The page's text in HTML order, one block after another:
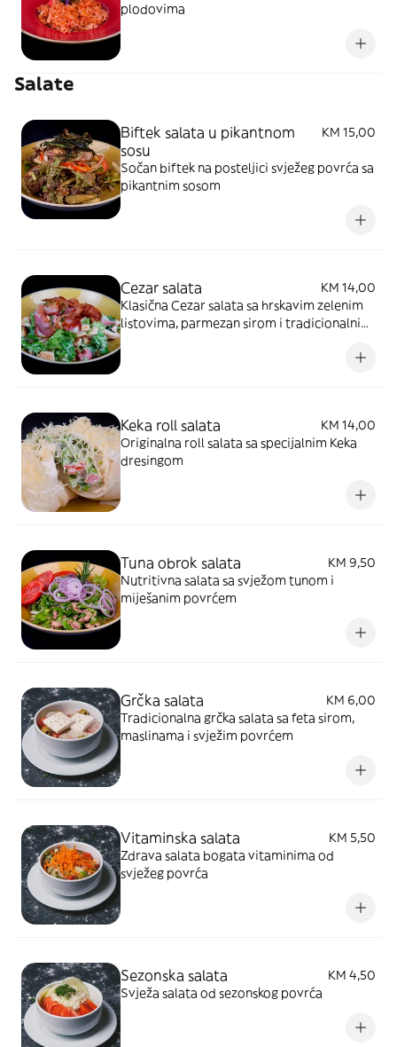
plodovima
Salate
Biftek salata u pikantnom
sosu
KM 15,00
Sočan biftek na posteljici svježeg povrća sa
pikantnim sosom
Cezar salata
KM 14,00
Klasična Cezar salata sa hrskavim zelenim
listovima, parmezan sirom i tradicionalnim
Keka roll salata
KM 14,00
Originalna roll salata sa specijalnim Keka
dresingom
Tuna obrok salata
KM 9,50
Nutritivna salata sa svježom tunom i
miješanim povrćem
Grčka salata
KM 6,00
Tradicionalna grčka salata sa feta sirom,
maslinama i svježim povrćem
Vitaminska salata
KM 5,50
Zdrava salata bogata vitaminima od
svježeg povrća
Sezonska salata
KM 4,50
Svježa salata od sezonskog povrća